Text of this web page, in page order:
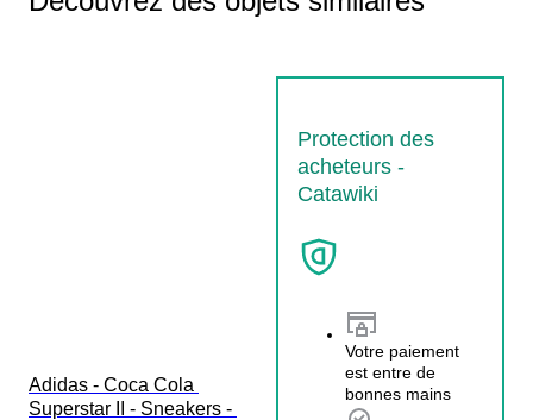
Protection des
acheteurs -
Catawiki
Votre paiement
est entre de
bonnes mains
Adidas - Coca Cola
Superstar II - Sneakers -